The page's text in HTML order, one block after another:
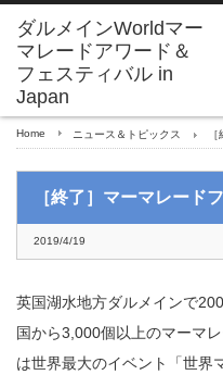
ダルメインWorldマー
マレードアワード＆
フェスティバル in
Japan
Home ニュース＆トピックス
［終了］マーマレード
2019/4/19
英国湖水地方ダルメインで
国から3,000個以上のマーマ
は世界最大のイベント「世界